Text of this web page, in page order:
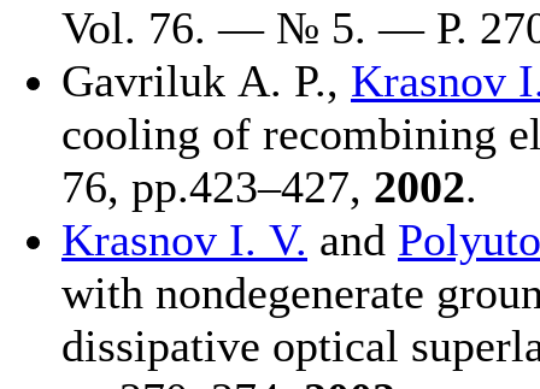
Vol. 76. — № 5. — Р. 2
Gavriluk A. P., Krasnov
cooling of recombining
76, pp.423–427, 2002.
Krasnov I. V. and
with nondegenerate
dissipative optical